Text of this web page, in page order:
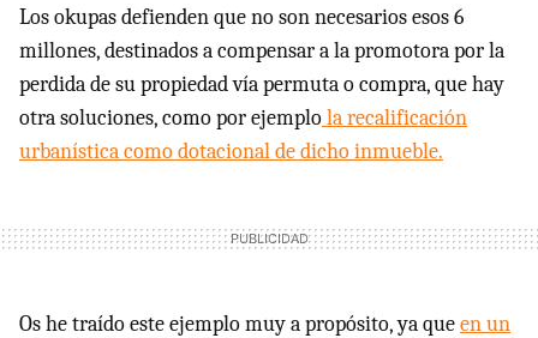
Los okupas defienden que no son necesarios esos 6
millones, destinados a compensar a la promotora por la
perdida de su propiedad vía permuta o compra, que hay
otra soluciones, como por ejemplola recalificación
urbanística como dotacional de dicho inmueble.
Os he traído este ejemplo muy a propósito, ya queen un